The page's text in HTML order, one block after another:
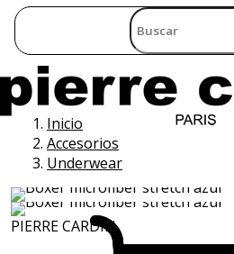
Inicio
Accesorios
Underwear
PIERRE CARDIN